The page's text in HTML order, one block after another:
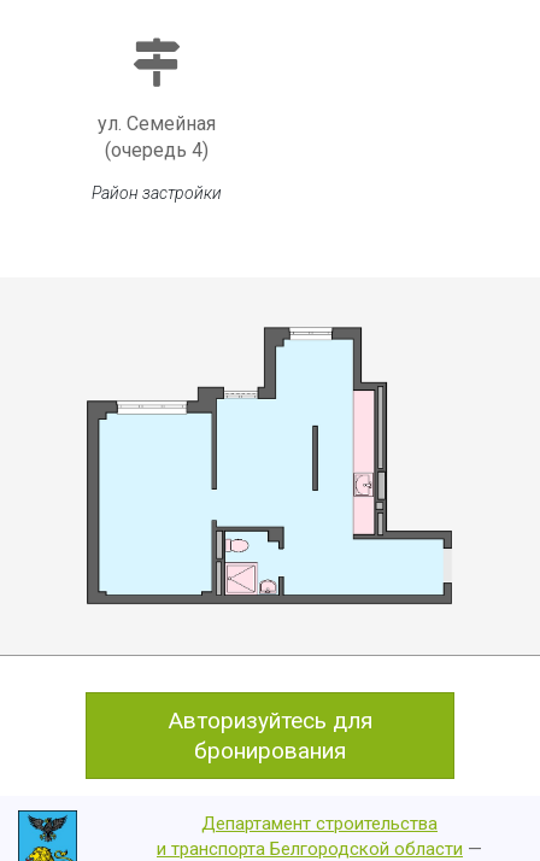
ул. Семейная
(очередь 4)
Район застройки
Авторизуйтесь для
бронирования
Департамент строительства
и транспорта Белгородской области —